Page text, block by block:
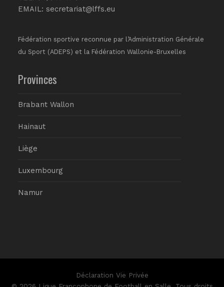
EMAIL: secretariat@lffs.eu
Fédération sportive reconnue par l’Administration Générale
du Sport (ADEPS) et la Fédération Wallonie-Bruxelles
Provinces
Brabant Wallon
Hainaut
Liège
Luxembourg
Namur
Déclaration Vie Privée